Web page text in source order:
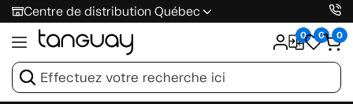
Centre de distribution Québec
0 0 0